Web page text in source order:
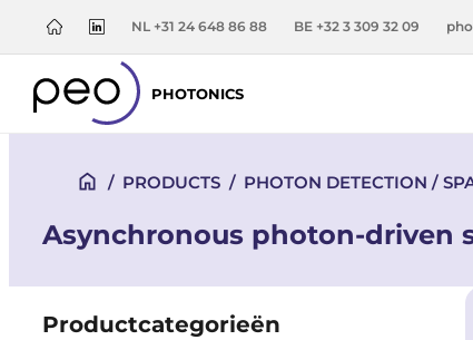
NL +31 24 648 86 88 BE +32 3 309 32 09
PHOTONICS
/ PRODUCTS / PHOTON DETECTION /
Asynchronous photon-driven
Productcategorieën